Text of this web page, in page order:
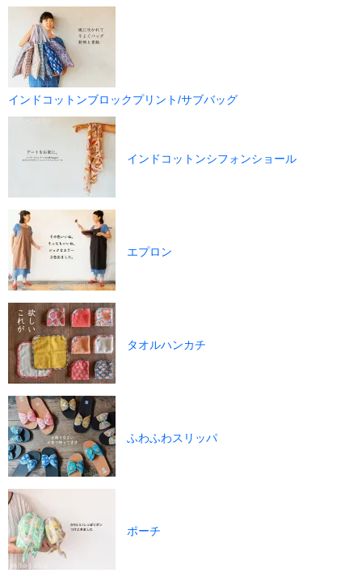
インドコットンブロックプリント/サブバッグ
インドコットンシフォンショール
エプロン
タオルハンカチ
ふわふわスリッパ
ポーチ